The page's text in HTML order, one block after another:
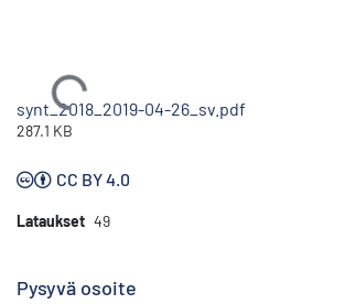
Ladataan...
synt_2018_2019-04-26_sv.pdf
287.1 KB
CC BY 4.0
Lataukset 49
Pysyvä osoite